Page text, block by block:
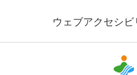
ウェブアクセシビ